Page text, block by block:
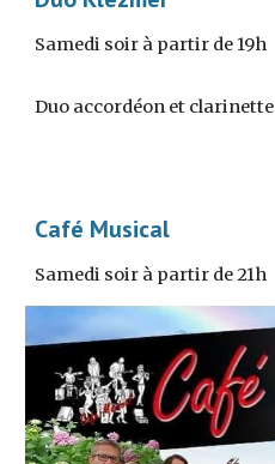
Samedi soir à partir de 19h
Duo accordéon et clarinette
Café Musical
Samedi soir à partir de 21h